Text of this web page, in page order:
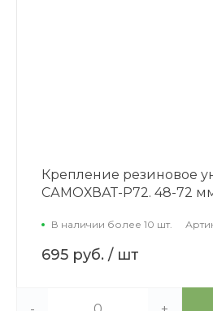
Крепление резиновое
САМОХВАТ-Р72. 48-72
В наличии более 10 шт.
695 руб. / шт